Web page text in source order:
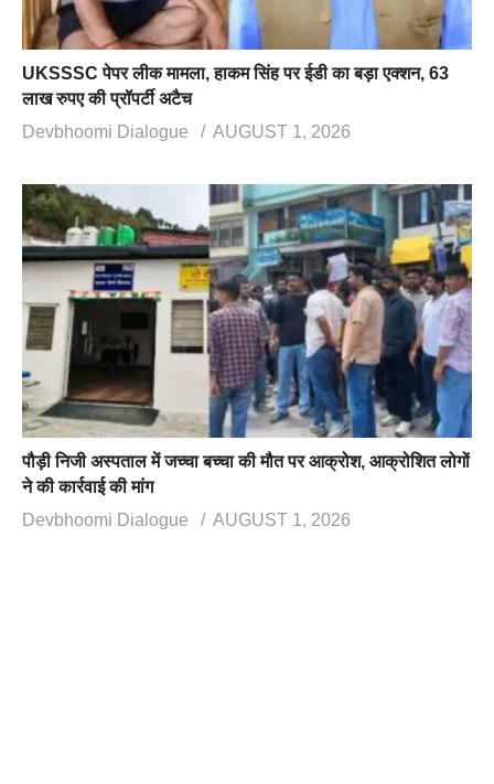
UKSSSC पेपर लीक मामला, हाकम सिंह पर ईडी का बड़ा एक्शन, 63
लाख रुपए की प्रॉपर्टी अटैच
Devbhoomi Dialogue
AUGUST 1, 2026
पौड़ी निजी अस्पताल में जच्चा बच्चा की मौत पर आक्रोश, आक्रोशित लोगों
ने की कार्रवाई की मांग
Devbhoomi Dialogue
AUGUST 1, 2026